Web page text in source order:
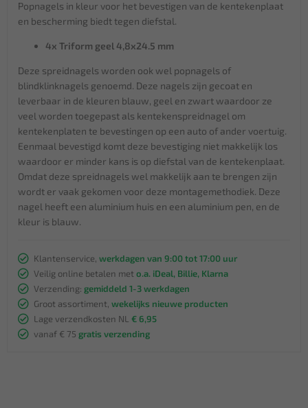
Popnagels in kleur voor het bevestigen van de kentekenplaat
en bescherming biedt tegen diefstal.
4x Triform geel 4,8x24.5 mm
Deze spreidnagels worden ook wel popnagels of
blindklinknagels genoemd. Deze nagels zijn gecoat en
leverbaar in de kleuren blauw, geel en zwart waardoor ze
veel worden toegepast als kentekenspreidnagel om
kentekenplaten te bevestingen op een auto of ander voertuig.
Eenmaal bevestigd komt deze bevestiging niet makkelijk los
waardoor er minder kans is op diefstal van de kentekenplaat.
Omdat deze spreidnagels wel makkelijk aan te brengen zijn
wordt er vaak gekomen voor deze montagemethodiek. Deze
nagel heeft een aluminium huis en een aluminium pen, en de
kleur is blauw.
Klantenservice, werkdagen van 9:00 tot 17:00 uur
Veilig online betalen met o.a. iDeal, Billie, Klarna
Verzending: gemiddeld 1-3 werkdagen
Groot assortiment, wekelijks nieuwe producten
Lage verzendkosten NL € 6,95
vanaf € 75 gratis verzending